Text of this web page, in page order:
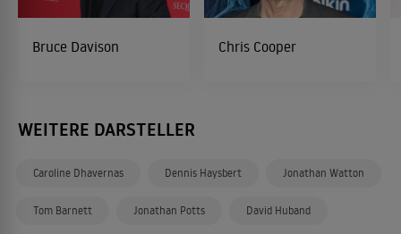
Bruce Davison Chris Cooper
WEITERE DARSTELLER
Caroline Dhavernas Dennis Haysbert Jonathan Watton
Tom Barnett Jonathan Potts David Huband